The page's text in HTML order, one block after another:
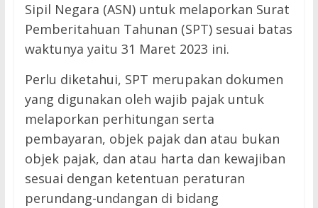
Sipil Negara (ASN) untuk melaporkan Surat
Pemberitahuan Tahunan (SPT) sesuai batas
waktunya yaitu 31 Maret 2023 ini.
Perlu diketahui, SPT merupakan dokumen
yang digunakan oleh wajib pajak untuk
melaporkan perhitungan serta
pembayaran, objek pajak dan atau bukan
objek pajak, dan atau harta dan kewajiban
sesuai dengan ketentuan peraturan
perundang-undangan di bidang